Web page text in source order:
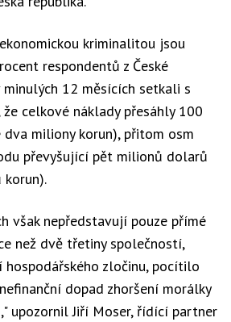
kriminalitou jsou
respondentů z České
12 měsících setkali s
celkové náklady přesáhly 100
miliony korun), přitom osm
převyšující pět milionů dolarů
však nepředstavují pouze přímé
než dvě třetiny společností,
zločinu, pocítilo
dopad zhoršení morálky
upozornil Jiří Moser, řídící partner